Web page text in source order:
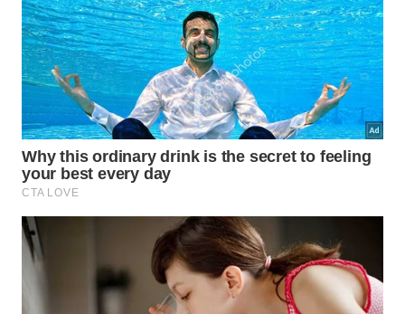
Abaixo, um vídeo docanal electroluxbr no YouTube
que aprofunda os pontos discutidos neste tema: